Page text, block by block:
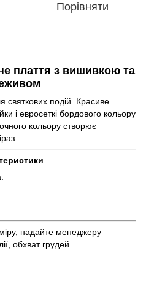
Порівняти
плаття з вишивкою та
святкових подій. Красиве
і евросеткі бордового кольору
кольору створює
надайте менеджеру
обхват грудей.